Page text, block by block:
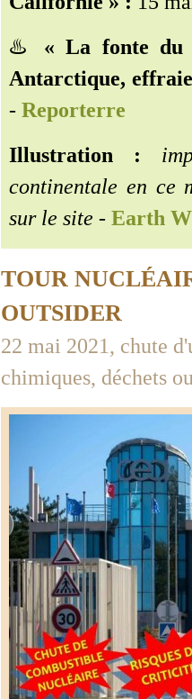
♨️ « La fonte du
Antarctique,
- Reporterre
Illustration :
continentale en ce
sur le site - Earth
TOUR
OUTSIDER
22 mai 2021, chute
chimiques, déchets